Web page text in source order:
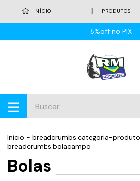
INÍCIO PRODUTOS
8%off no PIX
Início - breadcrumbs.categoria-produto
breadcrumbs.bolacampo
Bolas